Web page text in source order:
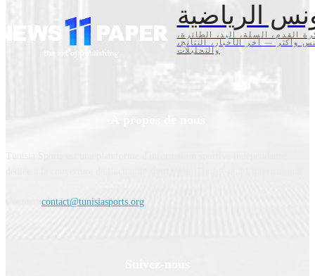
الرياضية
القدم، السلة، اليد، الطائرة،
وأكثر — آخر الأخبار، النتائج،
والتحليلات
contact@tunisiasports.org